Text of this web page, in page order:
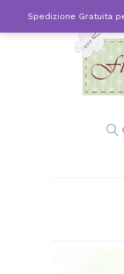
Spedizione Gratuita